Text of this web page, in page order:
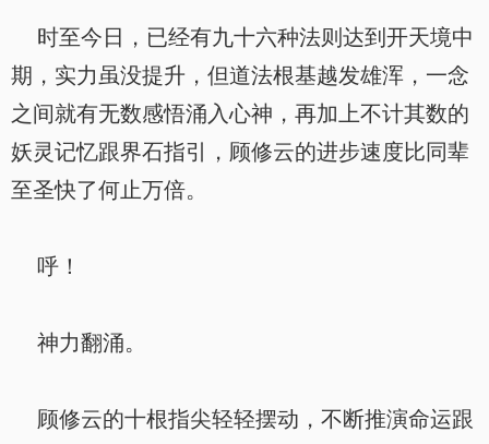
时至今日，已经有九十六种法则达到开天境中
期，实力虽没提升，但道法根基越发雄浑，一念
之间就有无数感悟涌入心神，再加上不计其数的
妖灵记忆跟界石指引，顾修云的进步速度比同辈
至圣快了何止万倍。
呼！
神力翻涌。
顾修云的十根指尖轻轻摆动，不断推演命运跟